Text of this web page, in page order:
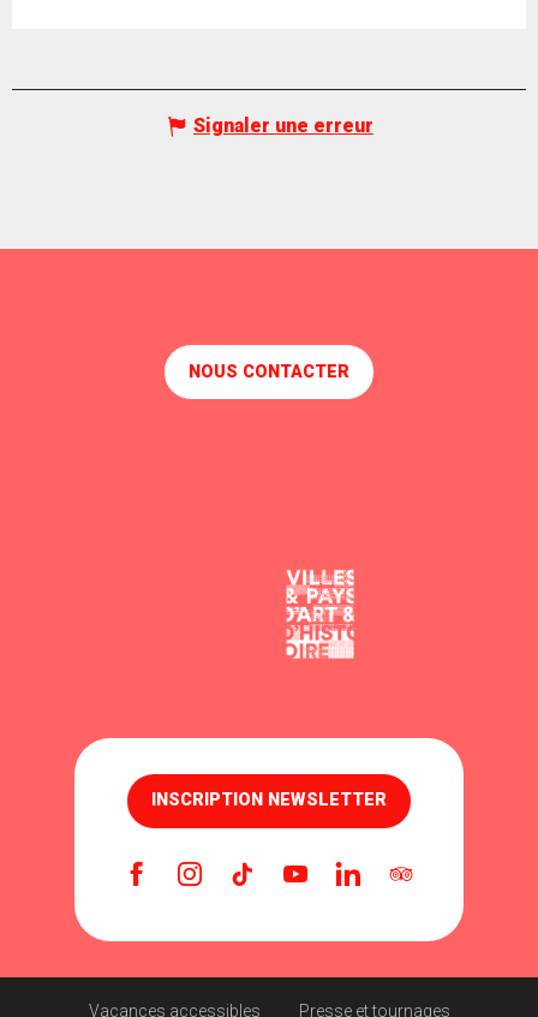
Signaler une erreur
NOUS CONTACTER
INSCRIPTION NEWSLETTER
Vacances accessibles Presse et tournages